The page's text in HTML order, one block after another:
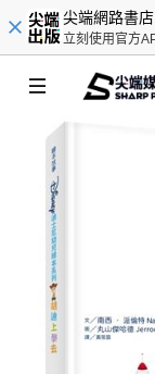
尖端網路書店
立刻使用官方